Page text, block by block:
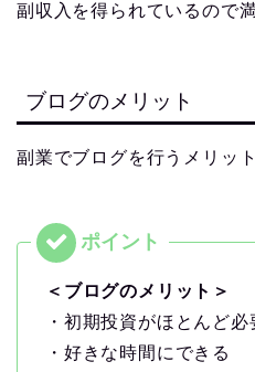
副収入を得られているので
ブログのメリット
副業でブログを行うメリッ
＜ブログのメリット＞
・初期投資がほとんど必
・好きな時間にできる